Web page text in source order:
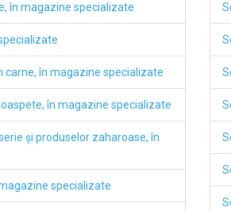
în magazine specializate
carne, în magazine specializate
în magazine specializate
şi produselor zaharoase, în
specializate